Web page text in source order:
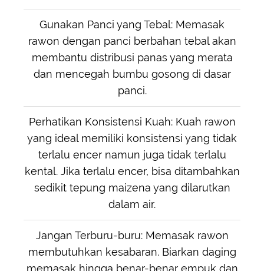
Gunakan Panci yang Tebal: Memasak
rawon dengan panci berbahan tebal akan
membantu distribusi panas yang merata
dan mencegah bumbu gosong di dasar
panci.
Perhatikan Konsistensi Kuah: Kuah rawon
yang ideal memiliki konsistensi yang tidak
terlalu encer namun juga tidak terlalu
kental. Jika terlalu encer, bisa ditambahkan
sedikit tepung maizena yang dilarutkan
dalam air.
Jangan Terburu-buru: Memasak rawon
membutuhkan kesabaran. Biarkan daging
memasak hingga benar-benar empuk dan